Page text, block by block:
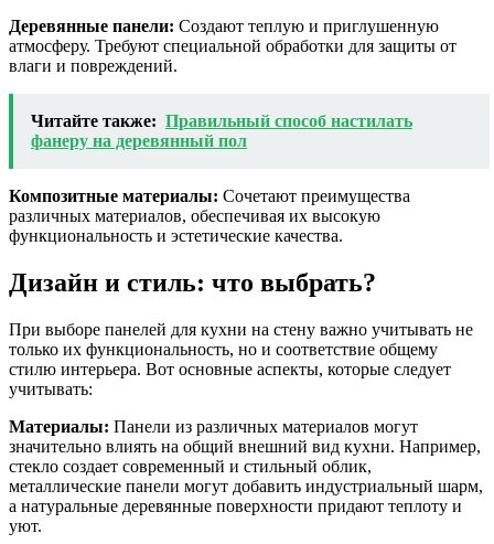
Деревянные панели: Создают теплую и приглушенную
атмосферу. Требуют специальной обработки для защиты от
влаги и повреждений.
Читайте также: Правильный способ настилать
фанеру на деревянный пол
Композитные материалы: Сочетают преимущества
различных материалов, обеспечивая их высокую
функциональность и эстетические качества.
Дизайн и стиль: что выбрать?
При выборе панелей для кухни на стену важно учитывать не
только их функциональность, но и соответствие общему
стилю интерьера. Вот основные аспекты, которые следует
учитывать:
Материалы: Панели из различных материалов могут
значительно влиять на общий внешний вид кухни. Например,
стекло создает современный и стильный облик,
металлические панели могут добавить индустриальный шарм,
а натуральные деревянные поверхности придают теплоту и
уют.